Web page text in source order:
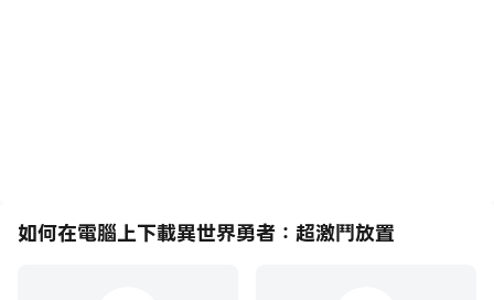
如何在電腦上下載異世界勇者：超激鬥放置